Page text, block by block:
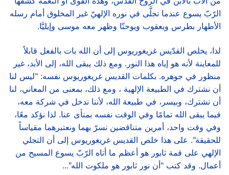
الرّبّ يسوع عندما تجلَّى في نوره الإلهيّ غير المخلوق أمام رسله
الأطهار بطرس ويعقوب ويوحنّا وظهر معه موسى وإيليَّا.
لذا، يخلص القدّيس غريغوريوس إلى أن الله بات بالفعل قابلاً
للمعاينة لأنه هو إياه هذا النور. ومع ذلك يبقى الله، إلى الأبد، غير
منظور في جوهره. بكلمات القديس غريغوريوس نفسه: "ليس لنا
أن نشترك في الطبيعة الإلهية ، ومع ذلك، بمعنى من المعاني، لنا
أن نشترك، وبيسر، في طبيعة الله، لأننا ندخل في شركة معه،
فيما يبقى الله تمامًا وفي الوقت نفسه بمنأى عنا. لذا نؤكد معًا،
وفي وقت واحد، أمرين متناقضين نسرّ بهما ونعتبرهما مقياساً
للحقيقة". على هذا خلص القديس غريغوريوس إلى أن التجلي
الإلهي على قمة ثابور هو أعظم ما أتاه الرّبّ يسوع المسيح من
أعمال. وقد كتب "أن نور ثابور هو ملكوت الله"...